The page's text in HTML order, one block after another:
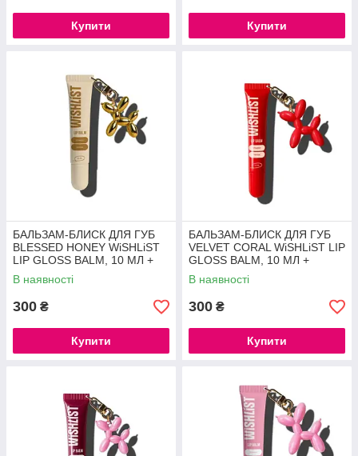
Купити Купити
БАЛЬЗАМ-БЛИСК ДЛЯ ГУБ
BLESSED HONEY WiSHLiST
LIP GLOSS BALM, 10 МЛ +
ІГРАШКА-БРЕЛОК
В наявності
300 ₴
Купити
БАЛЬЗАМ-БЛИСК ДЛЯ ГУБ
VELVET CORAL WiSHLiST LIP
GLOSS BALM, 10 МЛ +
ІГРАШКА-БРЕЛОК
В наявності
300 ₴
Купити